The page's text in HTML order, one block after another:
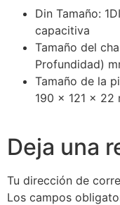
Din Tamaño:
capacitiva
Tamaño del
Profundidad)
Tamaño de la
190 x 121 x 22
Deja una
Tu dirección de
Los campos